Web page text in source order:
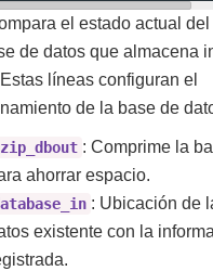
el estado actual
de datos que almacena
líneas configuran el
de la base de
: Comprime la
ahorrar espacio.
: Ubicación de
existente con la